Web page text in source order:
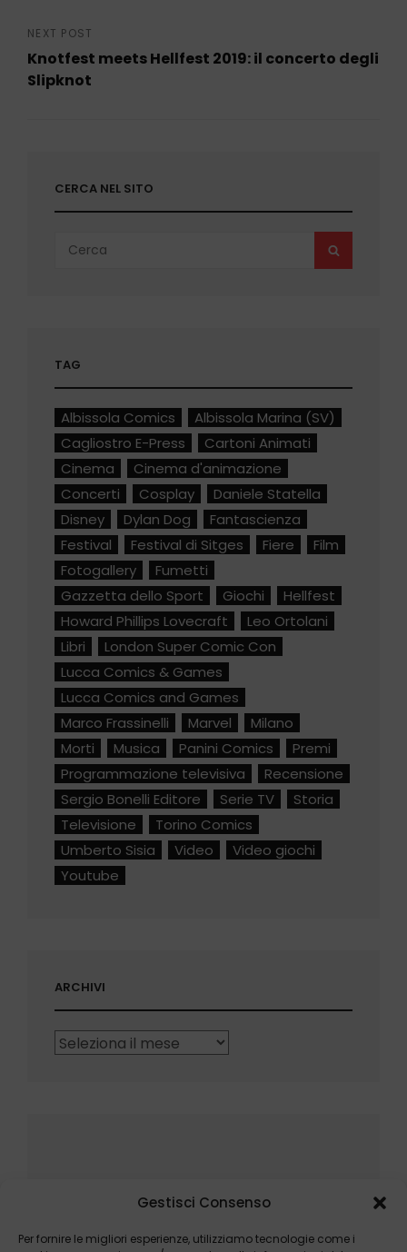
Gestisci Consenso
Per fornire le migliori esperienze, utilizziamo tecnologie come i
Post
NEXT POST
Knotfest meets Hellfest 2019: il concerto degli
Slipknot
CERCA NEL SITO
for:
TAG
Albissola Comics
Albissola Marina (SV)
Cagliostro E-Press
Cartoni Animati
Cinema
Cinema d'animazione
Concerti
Cosplay
Daniele Statella
Disney
Dylan Dog
Fantascienza
Festival
Festival di Sitges Fiere
Film
Fotogallery
Fumetti
Gazzetta dello Sport
Giochi
Hellfest
Howard Phillips Lovecraft
Leo Ortolani
Libri
London Super Comic Con
Lucca Comics & Games
Lucca Comics and Games
Marco Frassinelli
Marvel
Milano
Morti
Musica Panini Comics
Premi
Programmazione televisiva
Recensione
Sergio Bonelli Editore
Serie TV
Storia
Televisione
Torino Comics
Umberto Sisia
Video
Video giochi
Youtube
ARCHIVI
Archivi